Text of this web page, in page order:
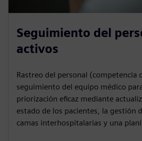
Seguimiento del
activos
Rastreo del personal (competencia
seguimiento del equipo médico
priorización eficaz mediante
estado de los pacientes, la gestión
camas interhospitalarias y una